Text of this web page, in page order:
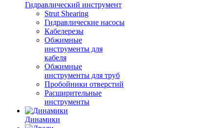
Гидравлический инструмент
Strut Shearing
Гидравлические насосы
Кабелерезы
Обжимные
инструменты для
кабеля
Обжимные
инструменты для труб
Пробойники отверстий
Расширительные
инструменты
Динамики